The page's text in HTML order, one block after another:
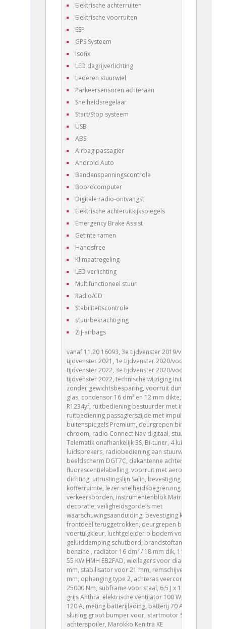
Elektrische achterruiten
Elektrische voorruiten
ESP
GPS Systeem
Isofix
LED dagrijverlichting
Lederen stuurwiel
Parkeersensoren achteraan
Snelheidsregelaar
Start/Stop systeem
USB
ABS
Airbag passagier
Android Auto
Bandenspanningscontrole
Boordcomputer
Digitale radio-ontvangst
Elektrische achteruitkijkspiegels
Emergency Brake Assist
Getinte ramen
Handsfree
Klimaatregeling
LED verlichting
Multifunctioneel stuur
Radio/CD
Stabiliteitscontrole
stuurbekrachtiging
Zij-airbags
vanaf 11.20 16093, 3e tijdvenster 2019/voor 3e
tijdvenster 2021, 1e tijdvenster 2020/voor 1e
tijdvenster 2022, 3e tijdvenster 2020/voor 3e
tijdvenster 2022, technische wijziging Initiale, voorruit
zonder gewichtsbesparing, voorruit dun gelaagd
glas, condensor 16 dm² en 12 mm dikte, koelmiddel
R1234yf, ruitbediening bestuurder met impulsgever,
ruitbediening passagierszijde met impulsgever,
buitenspiegels Premium, deurgrepen binnen
chroom, radio Connect Nav digitaal, stuureenheid
Telematik onafhankelijk 3S, Bi-tuner, 4 luidsprekers, 6
luidsprekers, radiobediening aan stuurwiel,
beeldscherm DGT7C, dakantenne achter,
fluorescentielabelling, voorruit met aerodynamische
dichting, uitrustingslijn Salin, bevestiging zijkanten
kofferruimte, lezer snelheidsbegrenzing en
verkeersborden, instrumentenblok Matrix 3.5 \" met
decoratie, veiligheidsgordels met
waarschuwingsaanduiding, bevestiging kinderzetel,
frontdeel teruggetrokken, deurgrepen buiten in
voertuigkleur, luchtgeleider o bodem voor,
geluiddemping schutbord, brandstoftank 40 L
benzine , radiator 16 dm² / 18 mm dik, 1199 cc 1,2 L
55 KW HMH EB2FAD, wiellagers voor diameter 68
mm, stabilisator voor 21 mm, remschijven voor 266
mm, ophanging type 2, achteras veerconstante
25000 Nm, subframe voor staal, 6,5 J x 16 Alu P21
grijs Anthra, elektrische ventilator 100 W, alternator
120 A, meting batterijlading, batterij 70 Ah EFBC,
sluiting groot bumper voor, startmotor STTD,
achterspoiler, Marokko Kenitra KE